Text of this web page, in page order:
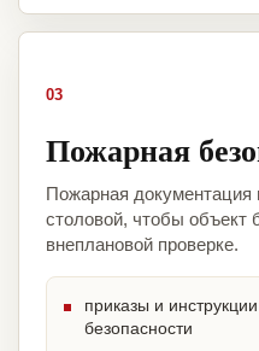
03
Пожарная
Пожарная
столовой, чтобы объект
внеплановой проверке.
приказы и
безопасности